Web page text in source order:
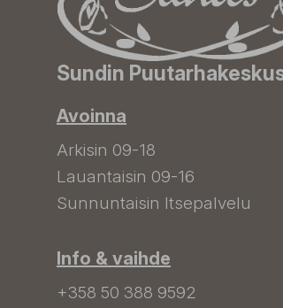
Sundin
Avoinna
Arkisin 09-18
Lauantaisin 09-16
Sunnuntaisin Itsepalvelu
Info & vaihde
+358 50 388 9592